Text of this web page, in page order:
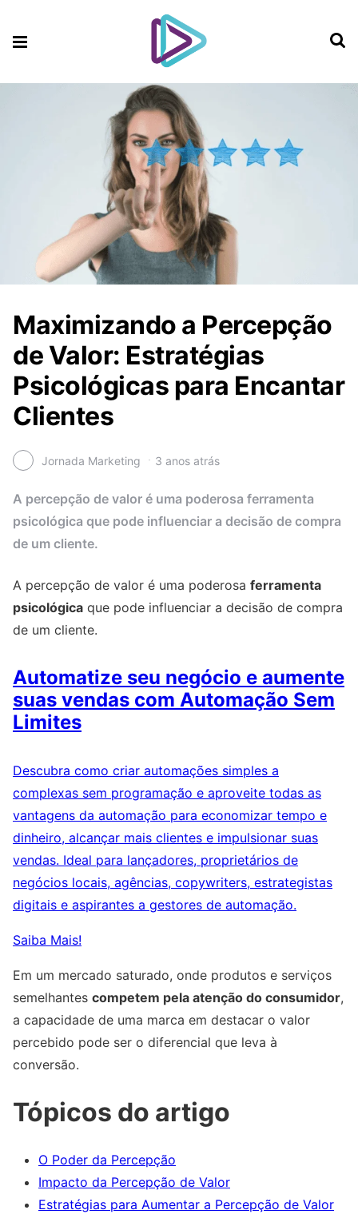
Maximizando a Percepção
de Valor: Estratégias
Psicológicas para Encantar
Clientes
Jornada Marketing 3 anos atrás
A percepção de valor é uma poderosa ferramenta
psicológica que pode influenciar a decisão de compra
de um cliente.
A percepção de valor é uma poderosa ferramenta
psicológica que pode influenciar a decisão de compra
de um cliente.
Automatize seu negócio e aumente
suas vendas com Automação Sem
Limites
Descubra como criar automações simples a
complexas sem programação e aproveite todas as
vantagens da automação para economizar tempo e
dinheiro, alcançar mais clientes e impulsionar suas
vendas. Ideal para lançadores, proprietários de
negócios locais, agências, copywriters, estrategistas
digitais e aspirantes a gestores de automação.
Saiba Mais!
Em um mercado saturado, onde produtos e serviços
semelhantes competem pela atenção do consumidor,
a capacidade de uma marca em destacar o valor
percebido pode ser o diferencial que leva à
conversão.
Tópicos do artigo
O Poder da Percepção
Impacto da Percepção de Valor
Estratégias para Aumentar a Percepção de Valor